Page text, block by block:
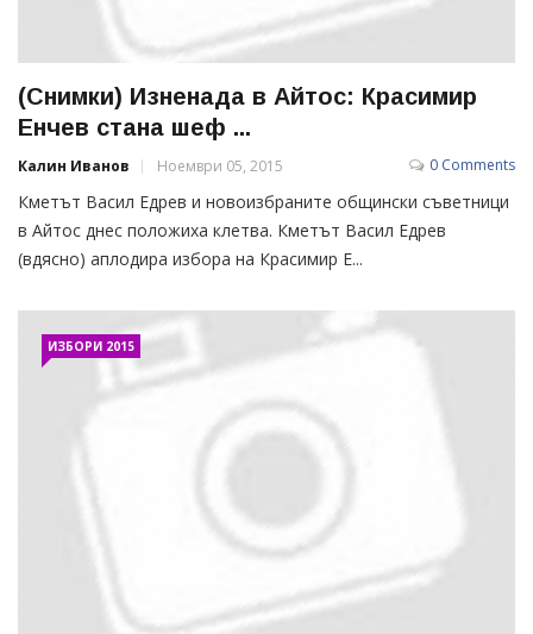
(Снимки) Изненада в Айтос: Красимир
Енчев стана шеф ...
Калин Иванов Ноември 05, 2015 0 Comments
Кметът Васил Едрев и новоизбраните общински съветници
в Айтос днес положиха клетва. Кметът Васил Едрев
(вдясно) аплодира избора на Красимир Е...
ИЗБОРИ 2015